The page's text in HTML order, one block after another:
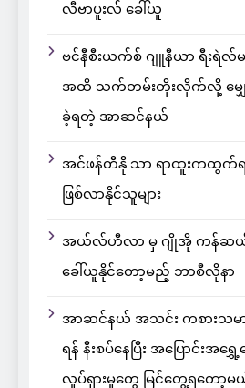
လီဗာပူးလ် ခေါ်ယူ
ဗင်နီစီးယက်စ် ဂျူနီယာ ရီးရဲလ်
အထိ သက်တမ်းတိုးလိုက်လို့ မျှော်
ခဲ့ရတဲ့ အာဆင်နယ်
အင်ဖန်တီနို သာ ရာထူးကထွက်ရရ
ဖြစ်လာနိုင်သူများ
အယ်လ်ဟီလာ မှ ဂျိုအို ကန်ဆ
ခေါ်ယူနိုင်တော့မည့် ဘာစီလိုနာ
အာဆင်နယ် အသင်း ကစားသမာ
ရန် နီးစပ်နေပြီး အပြောင်းအ
လှုပ်ရှားမှုတွေ မြင်တွေ့ရတော့